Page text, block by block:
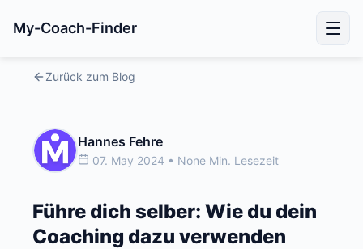
My-Coach-Finder
Zurück zum Blog
Hannes Fehre
07. May 2024 • None Min. Lesezeit
Führe dich selber: Wie du dein
Coaching dazu verwenden